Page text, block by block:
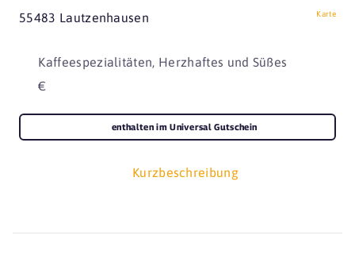
55483 Lautzenhausen Karte
Kaffeespezialitäten, Herzhaftes und Süßes
€
Kurzbeschreibung
enthalten im Universal Gutschein